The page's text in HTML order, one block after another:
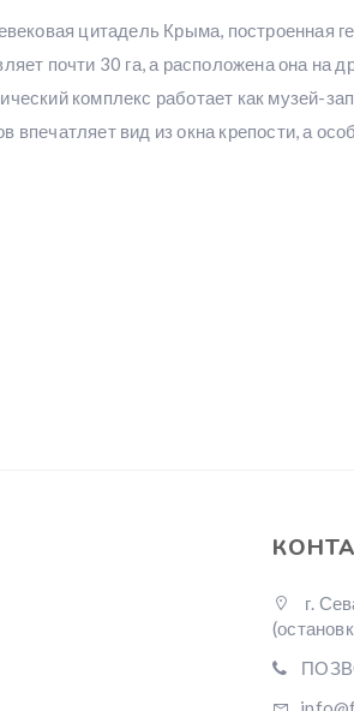
цитадель Крыма, построенная
почти 30 га, а расположена она на
комплекс работает как музей-
вид из окна крепости, а
г.